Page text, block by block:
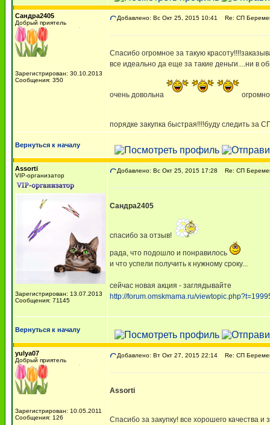
Сандра2405
Добрый приятель
Зарегистрирован: 30.10.2013
Сообщения: 350
Добавлено: Вс Окт 25, 2015 10:41 Re: СП
Спасибо огромное за такую
все идеально да еще за такие деньги....ни в
очень довольна
порядке закупка быстрая!!!!буду следить за
Вернуться к началу
Assorti
VIP-организатор
Зарегистрирован: 13.07.2013
Сообщения: 71145
Добавлено: Вс Окт 25, 2015 17:28 Re: СП
Сандра2405
спасибо за отзыв!
рада, что подошло и понравилось
и что успели получить к нужному сроку...
сейчас новая акция - заглядывайте
http://forum.omskmama.ru/
Вернуться к началу
yulya07
Добрый приятель
Зарегистрирован: 10.05.2011
Сообщения: 126
Добавлено: Вт Окт 27, 2015 22:14 Re: СП
Assorti
Спасибо за закупку! все хорошего качества